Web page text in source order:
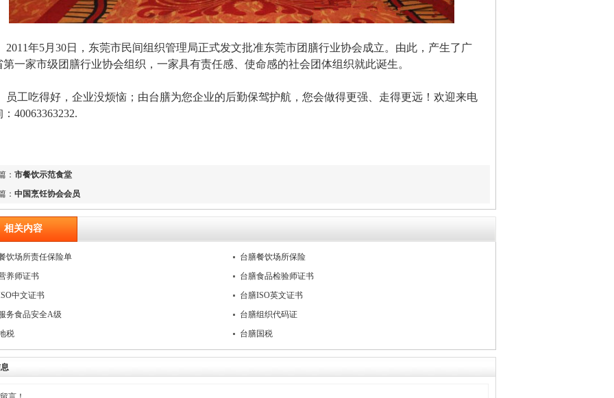
年5月30日，东莞市民间组织管理局正式发文批准东莞市团膳行业协会成立。由此，产生了广
第一家市级团膳行业协会组织，一家具有责任感、使命感的社会团体组织就此诞生。
吃得好，企业没烦恼；由台膳为您企业的后勤保驾护航，您会做得更强、走得更远！欢迎来电
40063363232.
： 市餐饮示范食堂
： 中国烹饪协会会员
相关内容
饮场所责任保险单
台膳餐饮场所保险
养师证书
台膳食品检验师证书
中文证书
台膳ISO英文证书
务食品安全A级
台膳组织代码证
税
台膳国税